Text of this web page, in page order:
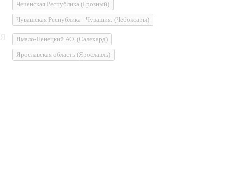
Чеченская Республика (Грозный)
Чувашская Республика - Чувашия. (Чебоксары)
Ямало-Ненецкий АО. (Салехард)
Ярославская область (Ярославль)